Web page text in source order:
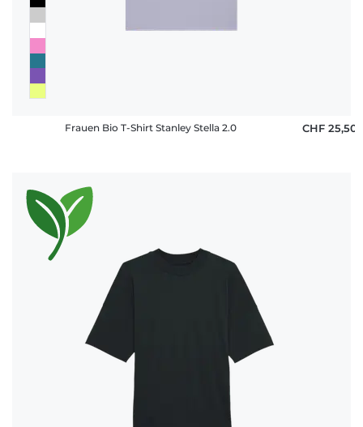
Frauen Bio T-Shirt Stanley Stella 2.0 CHF 25,50